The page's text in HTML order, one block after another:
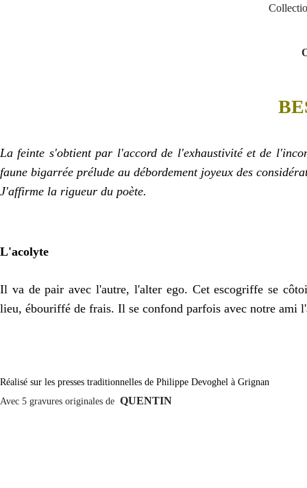
La feinte s'obtient par l'accord de l'exhaustivité et de
faune bigarrée prélude au débordement joyeux des
J'affirme la rigueur du poète.
L'acolyte
Il va de pair avec l'autre, l'alter ego. Cet escogriffe se
lieu, ébouriffé de frais. Il se confond parfois avec notre ami
Réalisé sur les presses traditionnelles de Philippe Devoghel à Grignan
Avec 5 gravures originales de QUENTIN